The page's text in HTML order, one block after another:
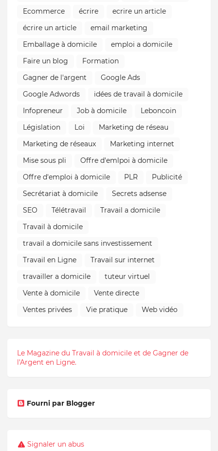
Ecommerce
écrire
ecrire un article
écrire un article
email marketing
Emballage à domicile
emploi a domicile
Faire un blog
Formation
Gagner de l'argent
Google Ads
Google Adwords
idées de travail à domicile
Infopreneur
Job à domicile
Leboncoin
Législation
Loi
Marketing de réseau
Marketing de réseaux
Marketing internet
Mise sous pli
Offre d'emlpoi à domicile
Offre d'emploi à domicile
PLR
Publicité
Secrétariat à domicile
Secrets adsense
SEO
Télétravail
Travail a domicile
Travail à domicile
travail a domicile sans investissement
Travail en Ligne
Travail sur internet
travailler a domicile
tuteur virtuel
Vente à domicile
Vente directe
Ventes privées
Vie pratique Web vidéo
Le Magazine du Travail à domicile et de Gagner de
l'Argent en Ligne.
Fourni par Blogger
Signaler un abus